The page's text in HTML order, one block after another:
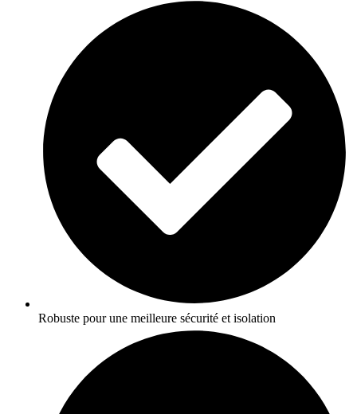
Robuste pour une meilleure sécurité et isolation